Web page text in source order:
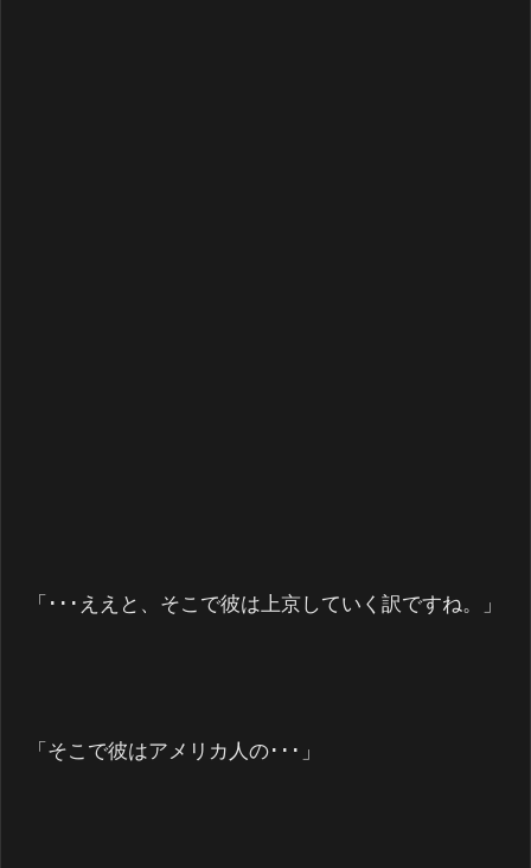
「･･･ええと、そこで彼は上京していく訳ですね。」
「そこで彼はアメリカ人の･･･」